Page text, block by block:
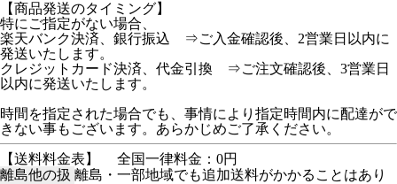
【商品発送のタイミング】
特にご指定がない場合、
楽天バンク決済、銀行振込 ⇒ご入金確認後、2営業日以内に
発送いたします。
クレジットカード決済、代金引換 ⇒ご注文確認後、3営業日
以内に発送いたします。
時間を指定された場合でも、事情により指定時間内に配達がで
きない事もございます。あらかじめご了承ください。
【送料料金表】
全国一律料金：0円
離島他の扱 離島・一部地域でも追加送料がかかることはあり